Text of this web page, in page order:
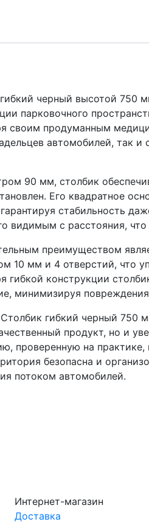
черный высотой 750
парковочного
своим продуманным
автомобилей, так
90 мм, столбик
Его квадратное
стабильность
видимым с расстояния,
преимуществом
10 мм и 4 отверстий, что
гибкой конструкции
минимизируя
гибкий черный 750
продукт, но и
проверенную на
безопасна и
потоком автомобилей.
Интернет-магазин
Доставка